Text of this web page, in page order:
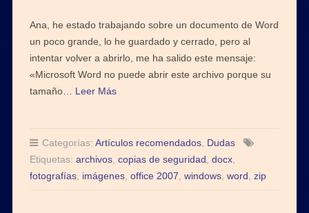
Ana, he estado trabajando sobre un documento de Word
un poco grande, lo he guardado y cerrado, pero al
intentar volver a abrirlo, me ha salido este mensaje:
«Microsoft Word no puede abrir este archivo porque su
tamaño… Leer Más
Categorías: Artículos recomendados, Dudas
Etiquetas: archivos, copias de seguridad docx,
fotografías, imágenes, office 2007 windows, word zip